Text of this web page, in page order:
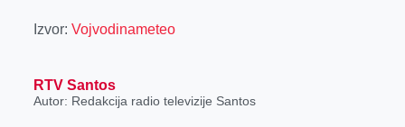
Izvor: Vojvodinameteo
RTV Santos
Autor: Redakcija radio televizije Santos